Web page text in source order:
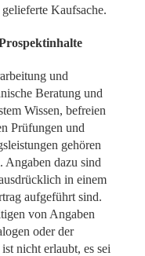
Kaufsache.
und
Beratung und
Wissen, befreien
Prüfungen und
gehören
Angaben dazu sind
in einem
aufgeführt sind.
von Angaben
oder der
nicht erlaubt, es sei